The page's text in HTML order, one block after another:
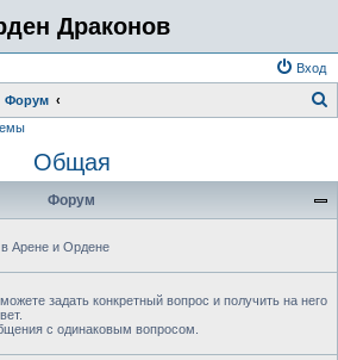
Драконов
Вход
Форум
с
Общая
Форум
Арене и Ордене
задать конкретный вопрос и получить на него
с одинаковым вопросом.